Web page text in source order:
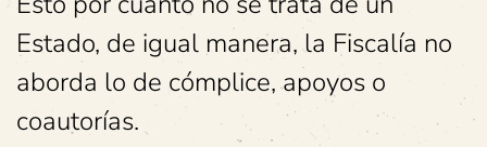
Estado, de igual manera, la Fiscalía no
aborda lo de cómplice, apoyos o
coautorías.